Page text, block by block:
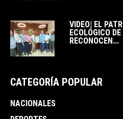
VIDEO| EL
ECOLÓGICO
RECONOCEN...
CATEGORÍA POPULAR
NACIONALES